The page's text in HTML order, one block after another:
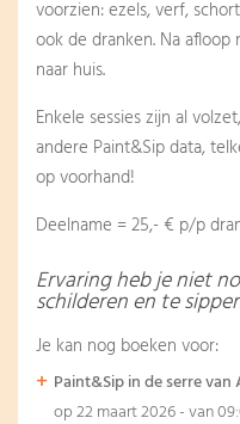
voorzien: ezels, verf,
ook de dranken. Na
naar huis.
Enkele sessies zijn al
andere Paint&Sip data,
op voorhand!
Deelname = 25,- € p/p
Ervaring heb je niet
schilderen en te
Je kan nog boeken voor:
Paint&Sip in de serre
op 22 maart 2026 - van